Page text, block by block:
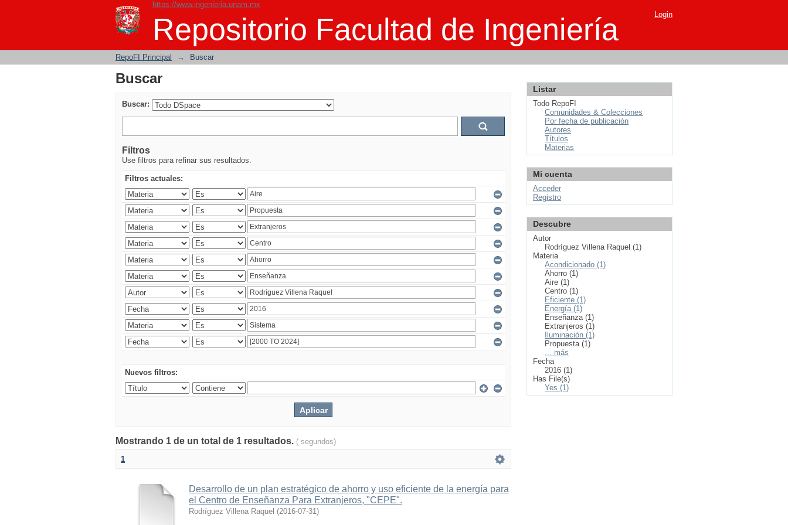
https://www.ingenieria.unam.mx
Repositorio Facultad de Ingeniería
Buscar Login
RepoFI Principal → Buscar
Buscar
Buscar:
Filtros
Use filtros para refinar sus resultados.
Filtros actuales:
Nuevos filtros:
Mostrando 1 de un total de 1 resultados. ( segundos)
1
Desarrollo de un plan estratégico de ahorro y uso eficiente de la energía para
el Centro de Enseñanza Para Extranjeros, "CEPE".
Rodríguez Villena Raquel (2016-07-31)
Listar
Todo RepoFI
Comunidades & Colecciones
Por fecha de publicación
Autores
Títulos
Materias
Mi cuenta
Acceder
Registro
Descubre
Autor
Rodríguez Villena Raquel (1)
Materia
Acondicionado (1)
Ahorro (1)
Aire (1)
Centro (1)
Eficiente (1)
Energía (1)
Enseñanza (1)
Extranjeros (1)
Iluminación (1)
Propuesta (1)
... más
Fecha
2016 (1)
Has File(s)
Yes (1)